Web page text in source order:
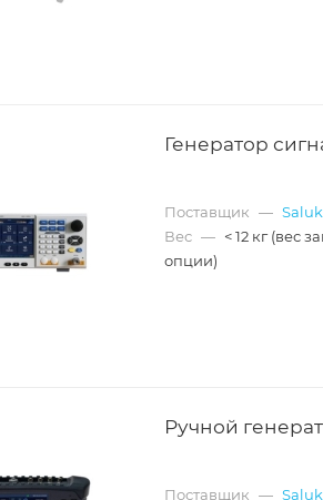
Генератор
Поставщик —
Вес — < 12 кг (вес
опции)
Ручной
Поставщик —